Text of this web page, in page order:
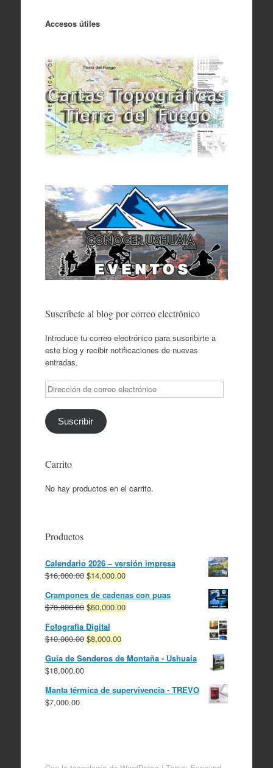
Accesos útiles
Suscríbete al blog por correo electrónico
Introduce tu correo electrónico para suscribirte a
este blog y recibir notificaciones de nuevas
entradas.
Dirección
de
correo
electrónico
Suscribir
Carrito
No hay productos en el carrito.
Productos
Calendario 2026 – versión impresa
$16,000.00 El
original
era:
$16,000.00.
$14,000.00El
actual
es:
Crampones de cadenas con puas
$70,000.00 El
original
era:
$70,000.00.
$60,000.00El
$60,000.00.
Fotografia Digital
$10,000.00 El
original
$10,000.00.
$8,000.00El
actual
$8,000.00.
Guía de Senderos de Montaña - Ushuaia
$18,000.00
Manta térmica de supervivencia - TREVO
$7,000.00